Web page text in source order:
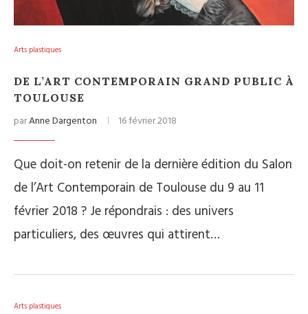
Arts plastiques
DE L’ART CONTEMPORAIN GRAND PUBLIC À
TOULOUSE
parAnne Dargenton 16 février 2018
Que doit-on retenir de la dernière édition du Salon
de l’Art Contemporain de Toulouse du 9 au 11
février 2018 ? Je répondrais : des univers
particuliers, des œuvres qui attirent…
Arts plastiques